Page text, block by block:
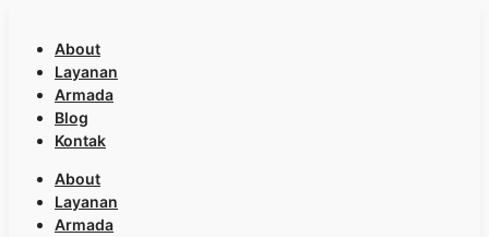
About
Layanan
Armada
Blog
Kontak
About
Layanan
Armada